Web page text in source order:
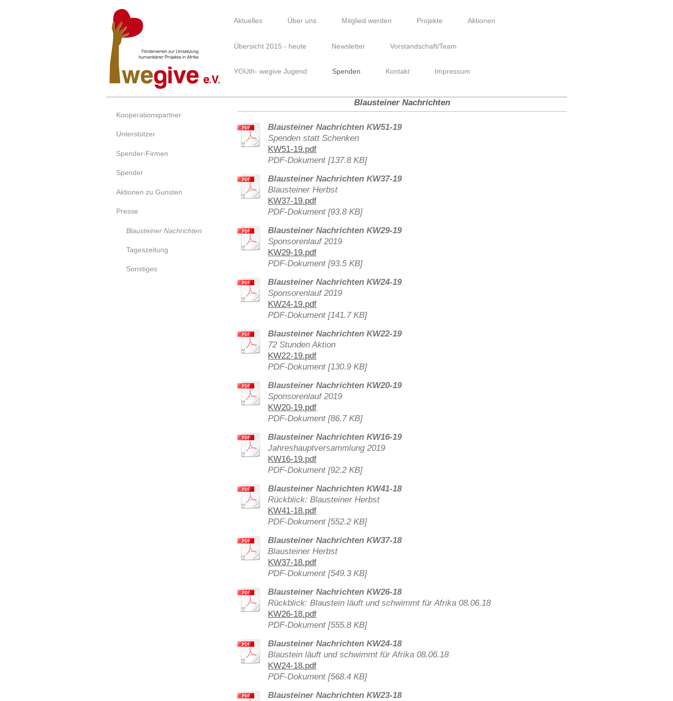
Aktuelles Über uns Mitglied werden Projekte Aktionen
Übersicht 2015 - heute Newsletter Vorstandschaft/Team
YOUth- wegive Jugend Spenden Kontakt Impressum
Blausteiner Nachrichten
Blausteiner Nachrichten KW51-19
Spenden statt Schenken
KW51-19.pdf
PDF-Dokument [137.8 KB]
Blausteiner Nachrichten KW37-19
Blausteiner Herbst
KW37-19.pdf
PDF-Dokument [93.8 KB]
Blausteiner Nachrichten KW29-19
Sponsorenlauf 2019
KW29-19.pdf
PDF-Dokument [93.5 KB]
Blausteiner Nachrichten KW24-19
Sponsorenlauf 2019
KW24-19.pdf
PDF-Dokument [141.7 KB]
Blausteiner Nachrichten KW22-19
72 Stunden Aktion
KW22-19.pdf
PDF-Dokument [130.9 KB]
Blausteiner Nachrichten KW20-19
Sponsorenlauf 2019
KW20-19.pdf
PDF-Dokument [86.7 KB]
Blausteiner Nachrichten KW16-19
Jahreshauptversammlung 2019
KW16-19.pdf
PDF-Dokument [92.2 KB]
Blausteiner Nachrichten KW41-18
Rückblick: Blausteiner Herbst
KW41-18.pdf
PDF-Dokument [552.2 KB]
Blausteiner Nachrichten KW37-18
Blausteiner Herbst
KW37-18.pdf
PDF-Dokument [549.3 KB]
Blausteiner Nachrichten KW26-18
Rückblick: Blaustein läuft und schwimmt für Afrika 08.06.18
KW26-18.pdf
PDF-Dokument [555.8 KB]
Blausteiner Nachrichten KW24-18
Blaustein läuft und schwimmt für Afrika 08.06.18
KW24-18.pdf
PDF-Dokument [568.4 KB]
Blausteiner Nachrichten KW23-18
Kooperationspartner
Unterstützer
Spender-Firmen
Spender
Aktionen zu Gunsten
Presse
Blausteiner Nachrichten
Tageszeitung
Sonstiges